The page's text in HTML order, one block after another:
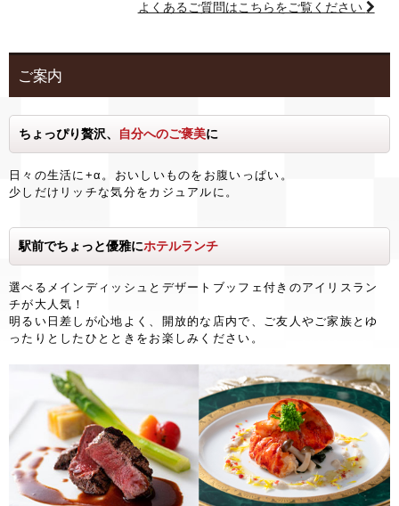
よくあるご質問はこちらをご覧ください
ご案内
ちょっぴり贅沢、 自分へのご褒美に
日々の生活に+α。おいしいものをお腹いっぱい。
少しだけリッチな気分をカジュアルに。
駅前でちょっと優雅にホテルランチ
選べるメインディッシュとデザートブッフェ付きのアイリスラン
チが大人気！
明るい日差しが心地よく、開放的な店内で、ご友人やご家族とゆ
ったりとしたひとときをお楽しみください。